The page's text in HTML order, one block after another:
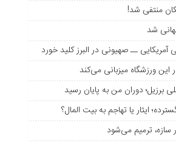
منتفی شد!
شد
ــ صهیونی در البرز کلید خورد
ورزشگاه میزبانی می‌کند
برزیل؛ دوران من به پایان رسید
ایثار یا تهاجم به بیت المال؟